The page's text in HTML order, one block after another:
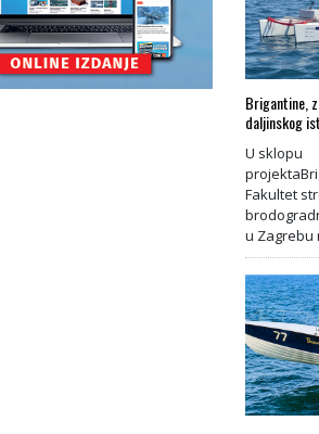
Brigantine,
daljinskog
U sklopu
Fakultet
u Zagrebu